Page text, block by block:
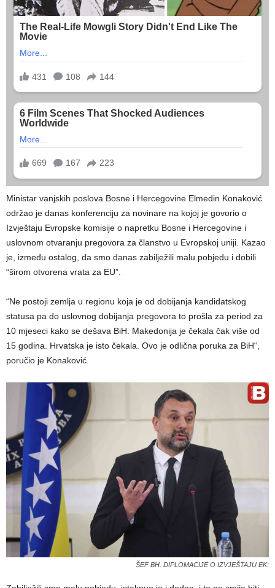
Ministar vanjskih poslova Bosne i Hercegovine Elmedin Konaković
održao je danas konferenciju za novinare na kojoj je govorio o
Izvještaju Evropske komisije o napretku Bosne i Hercegovine i
uslovnom otvaranju pregovora za članstvo u Evropskoj uniji. Kazao
je, između ostalog, da smo danas zabilježili malu pobjedu i dobili
“širom otvorena vrata za EU”.
“Ne postoji zemlja u regionu koja je od dobijanja kandidatskog
statusa pa do uslovnog dobijanja pregovora to prošla za period za
10 mjeseci kako se dešava BiH. Makedonija je čekala čak više od
15 godina. Hrvatska je isto čekala. Ovo je odlična poruka za BiH“,
poručio je Konaković.
ŠEF BH. DIPLOMACIJE O IZVJEŠTAJU EK: